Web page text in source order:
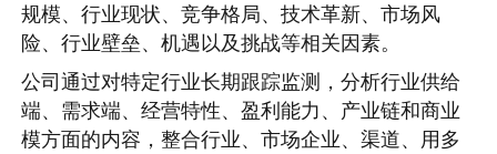
规模、行业现状、竞争格局、技术革新、市场风
险、行业壁垒、机遇以及挑战等相关因素。
公司通过对特定行业长期跟踪监测，分析行业供给
端、需求端、经营特性、盈利能力、产业链和商业
模方面的内容，整合行业、市场企业、渠道、用多